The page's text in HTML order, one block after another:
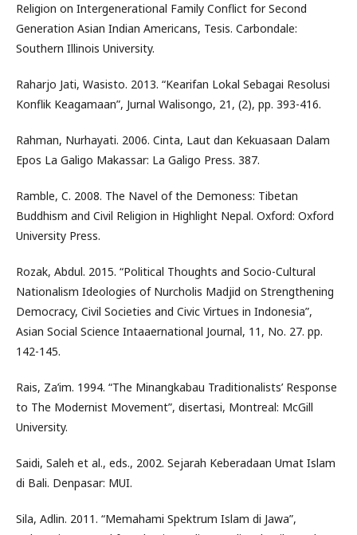
Religion on Intergenerational Family Conflict for Second
Generation Asian Indian Americans, Tesis. Carbondale:
Southern Illinois University.
Raharjo Jati, Wasisto. 2013. “Kearifan Lokal Sebagai Resolusi
Konflik Keagamaan”, Jurnal Walisongo, 21, (2), pp. 393-416.
Rahman, Nurhayati. 2006. Cinta, Laut dan Kekuasaan Dalam
Epos La Galigo Makassar: La Galigo Press. 387.
Ramble, C. 2008. The Navel of the Demoness: Tibetan
Buddhism and Civil Religion in Highlight Nepal. Oxford: Oxford
University Press.
Rozak, Abdul. 2015. “Political Thoughts and Socio-Cultural
Nationalism Ideologies of Nurcholis Madjid on Strengthening
Democracy, Civil Societies and Civic Virtues in Indonesia”,
Asian Social Science Intaaernational Journal, 11, No. 27. pp.
142-145.
Rais, Za’im. 1994. “The Minangkabau Traditionalists’ Response
to The Modernist Movement”, disertasi, Montreal: McGill
University.
Saidi, Saleh et al., eds., 2002. Sejarah Keberadaan Umat Islam
di Bali. Denpasar: MUI.
Sila, Adlin. 2011. “Memahami Spektrum Islam di Jawa”,